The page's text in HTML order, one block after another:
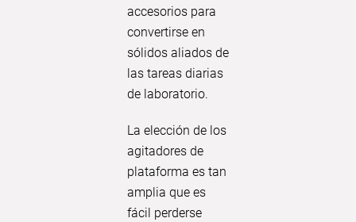
accesorios para
convertirse en
sólidos aliados de
las tareas diarias
de laboratorio.
La elección de los
agitadores de
plataforma es tan
amplia que es
fácil perderse